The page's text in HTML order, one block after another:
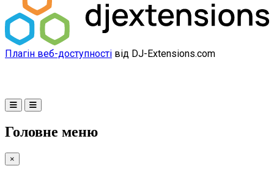
Плагін веб-доступності від DJ-Extensions.com
Головне меню
×